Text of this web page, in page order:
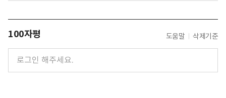
100자평 도움말 삭제기준